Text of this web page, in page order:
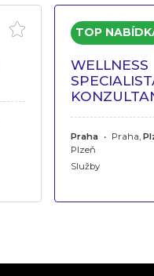
WELLNESS
Praha • Praha,
Plzeň
Služby